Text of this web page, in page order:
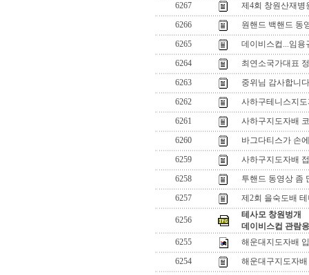
6267
제4회 창원산재병
6266
원핸드 백핸드 동
6265
데이비스컵...임용
6264
최연소국가대표
6263
중위님 감사합니
6262
사하구테니스지
6261
사하구지도자배
6260
바그다티스가 손
6259
사하구지도자배
6258
투핸드 동영상 좀
6257
제2회 을숙도배
6256
테사모 창원벙개
데이비스컵 관람
6255
해운대지도자배
6254
해운대구지도자